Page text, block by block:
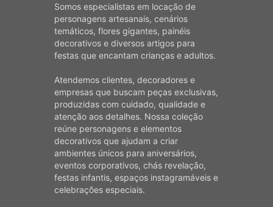
Somos especialistas em locação de
personagens artesanais, cenários
temáticos, flores gigantes, painéis
decorativos e diversos artigos para
festas que encantam crianças e adultos.
Atendemos clientes, decoradores e
empresas que buscam peças exclusivas,
produzidas com cuidado, qualidade e
atenção aos detalhes. Nossa coleção
reúne personagens e elementos
decorativos que ajudam a criar
ambientes únicos para aniversários,
eventos corporativos, chás revelação,
festas infantis, espaços instagramáveis e
celebrações especiais.